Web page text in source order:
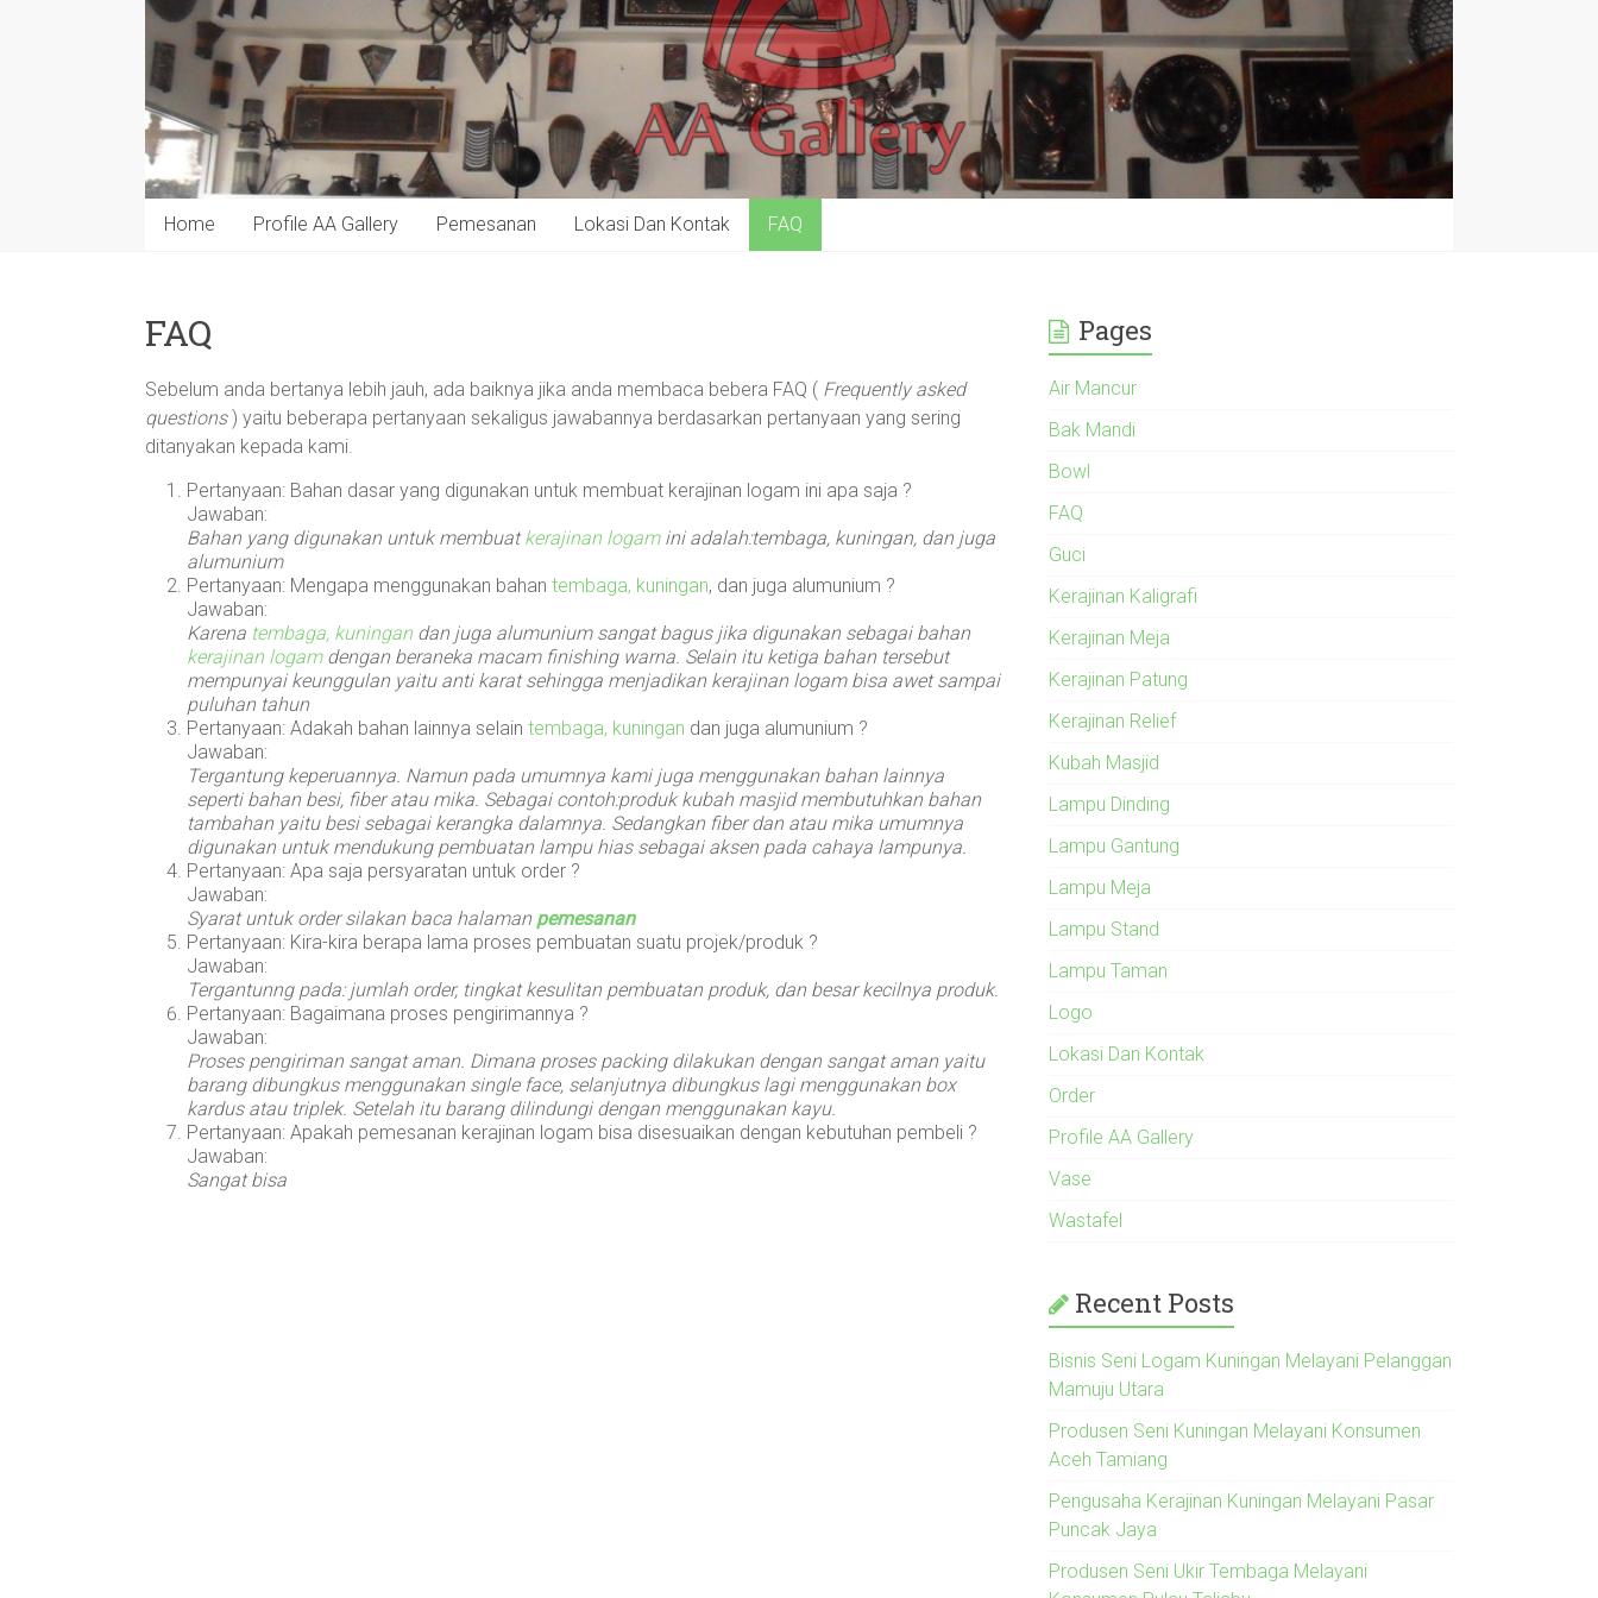
Home Profile AA Gallery Pemesanan Lokasi Dan Kontak FAQ
FAQ
Sebelum anda bertanya lebih jauh, ada baiknya jika anda membaca bebera FAQ ( Frequently asked
questions) yaitu beberapa pertanyaan sekaligus jawabannya berdasarkan pertanyaan yang sering
ditanyakan kepada kami.
Pertanyaan: Bahan dasar yang digunakan untuk membuat kerajinan logam ini apa saja ?
Jawaban:
Bahan yang digunakan untuk membuatkerajinan logamini adalah:tembaga, kuningan, dan juga
alumunium
Pertanyaan: Mengapa menggunakan bahan tembaga, kuningan, dan juga alumunium ?
Jawaban:
Karena tembaga, kuningan dan juga alumunium sangat bagus jika digunakan sebagai bahan
kerajinan logamdengan beraneka macam finishing warna. Selain itu ketiga bahan tersebut
mempunyai keunggulan yaitu anti karat sehingga menjadikan kerajinan logam bisa awet sampai
puluhan tahun
Pertanyaan: Adakah bahan lainnya selain tembaga, kuningan dan juga alumunium ?
Jawaban:
Tergantung keperuannya. Namun pada umumnya kami juga menggunakan bahan lainnya
seperti bahan besi, fiber atau mika. Sebagai contoh:produk kubah masjid membutuhkan bahan
tambahan yaitu besi sebagai kerangka dalamnya. Sedangkan fiber dan atau mika umumnya
digunakan untuk mendukung pembuatan lampu hias sebagai aksen pada cahaya lampunya.
Pertanyaan: Apa saja persyaratan untuk order ?
Jawaban:
Syarat untuk order silakan baca halaman pemesanan
Pertanyaan: Kira-kira berapa lama proses pembuatan suatu projek/produk ?
Jawaban:
Tergantunng pada: jumlah order, tingkat kesulitan pembuatan produk, dan besar kecilnya produk.
Pertanyaan: Bagaimana proses pengirimannya ?
Jawaban:
Proses pengiriman sangat aman. Dimana proses packing dilakukan dengan sangat aman yaitu
barang dibungkus menggunakan single face, selanjutnya dibungkus lagi menggunakan box
kardus atau triplek. Setelah itu barang dilindungi dengan menggunakan kayu.
Pertanyaan: Apakah pemesanan kerajinan logam bisa disesuaikan dengan kebutuhan pembeli ?
Jawaban:
Sangat bisa
Pages
Air Mancur
Bak Mandi
Bowl
FAQ
Guci
Kerajinan Kaligrafi
Kerajinan Meja
Kerajinan Patung
Kerajinan Relief
Kubah Masjid
Lampu Dinding
Lampu Gantung
Lampu Meja
Lampu Stand
Lampu Taman
Logo
Lokasi Dan Kontak
Order
Profile AA Gallery
Vase
Wastafel
Recent Posts
Bisnis Seni Logam Kuningan Melayani Pelanggan
Mamuju Utara
Produsen Seni Kuningan Melayani Konsumen
Aceh Tamiang
Pengusaha Kerajinan Kuningan Melayani Pasar
Puncak Jaya
Produsen Seni Ukir Tembaga Melayani